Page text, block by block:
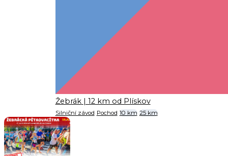
Žebrák | 12 km od Plískov
Silniční závod Pochod 10 km 25 km